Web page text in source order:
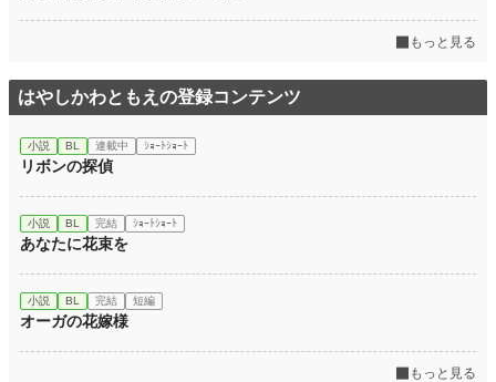
もっと見る
はやしかわともえの登録コンテンツ
小説 BL 連載中 ｼｮｰﾄｼｮｰﾄ
リボンの探偵
小説 BL 完結 ｼｮｰﾄｼｮｰﾄ
あなたに花束を
小説 BL 完結 短編
オーガの花嫁様
もっと見る